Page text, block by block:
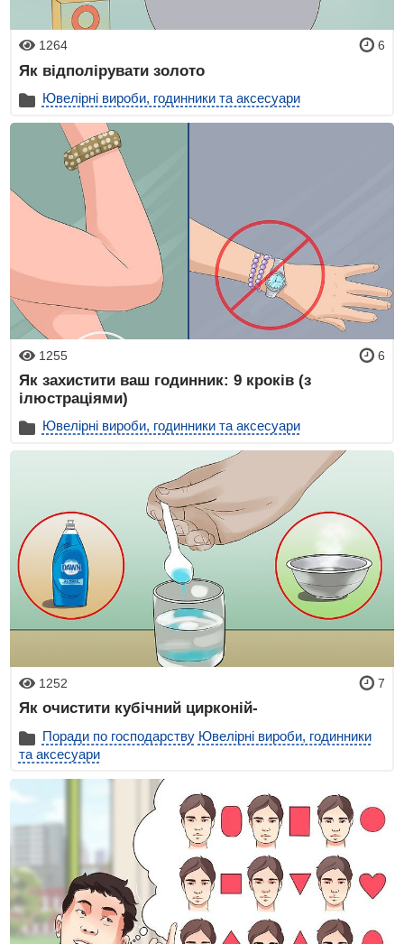
1264 6
Як відполірувати золото
Ювелірні вироби, годинники та аксесуари
1255 6
Як захистити ваш годинник: 9 кроків (з
ілюстраціями)
Ювелірні вироби, годинники та аксесуари
1252 7
Як очистити кубічний цирконій-
Поради по господарству Ювелірні вироби, годинники
та аксесуари